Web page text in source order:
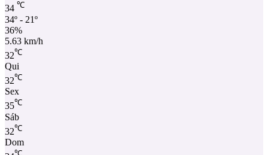
34 ℃
34º - 21º
36%
5.63 km/h
32℃
Qui
32℃
Sex
35℃
Sáb
32℃
Dom